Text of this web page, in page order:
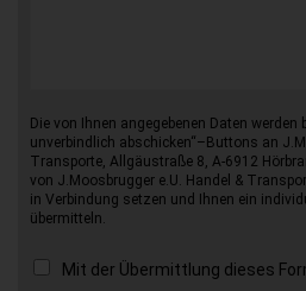
Die von Ihnen angegebenen Daten werden
unverbindlich abschicken“–Buttons an
Transporte, Allgäustraße 8, A-6912
von J.Moosbrugger e.U. Handel &
in Verbindung setzen und Ihnen ein
übermitteln.
Mit der Übermittlung dieses